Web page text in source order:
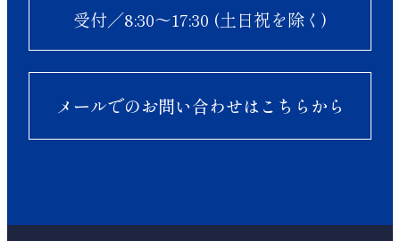
受付／8:30〜17:30 (土日祝を除く)
メールでのお問い合わせはこちらから